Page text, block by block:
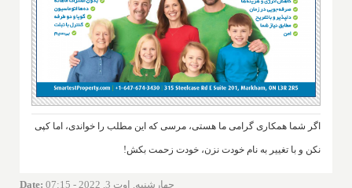
اگر شما همکاری گرامی ما هستی، مرسی که این مطلب را خواندی، اما کپی
نکن و با تغییر به نام خودت نزن، خودت زحمت بکش!
Date: چهارشنبه, اوت 3, 2022 - 07:15